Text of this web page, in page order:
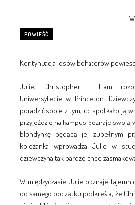
POWIEŚĆ
Kontynuacja losów bohaterów
Julie, Christopher i Liam
Uniwersytecie w Princeton.
poradzić sobie z tym, co spotkało ją w
przyjeździe na kampus poznaje swoją
blondynkę będącą jej zupełnym
koleżanka wprowadza Julie w
dziewczyna tak bardzo chce
W międzyczasie Julie poznaje
od samego początku podkreśla, że